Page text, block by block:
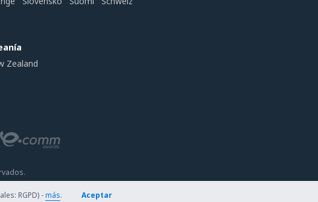
Zealand
RGPD) -más. Aceptar